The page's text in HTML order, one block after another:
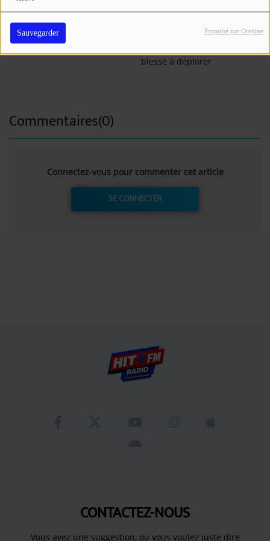
Sauvegarder Propulsé par Orejime
Auch : une fuite de gaz
entraîne l'évacuation d'une
école et prive 670 abonnés
Un incendie détruit une
caravane aménagée en
restauration rapide à
blessé à déplorer
Commentaires(0)
Connectez-vous pour commenter cet article
SE CONNECTER
CONTACTEZ-NOUS
Vous avez une suggestion, ou vous voulez juste dire